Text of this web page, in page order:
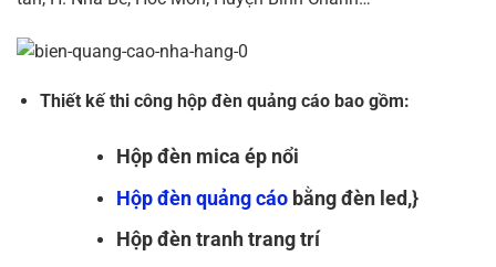
Thiết kế thi công hộp đèn quảng cáo bao gồm:
Hộp đèn mica ép nổi
Hộp đèn quảng cáobằng đèn led,}
Hộp đèn tranh trang trí